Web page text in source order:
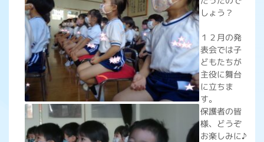
しょう？
１２月の発
表会では子
どもたちが
主役に舞台
に立ちま
す。
保護者の皆
様、どうぞ
お楽しみに♪